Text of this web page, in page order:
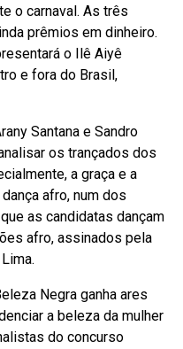
o carnaval. As três
prêmios em dinheiro.
o Ilê Aiyê
e fora do Brasil,
Santana e Sandro
os trançados dos
a graça e a
afro, num dos
as candidatas dançam
afro, assinados pela
Negra ganha ares
a beleza da mulher
do concurso